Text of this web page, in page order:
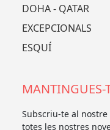
DOHA - QATAR
EXCEPCIONALS
ESQUÍ
MANTINGUES-
Subscriu-te al
totes les nostres